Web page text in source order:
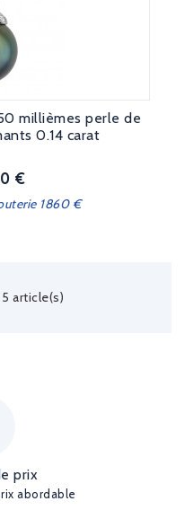
millièmes perle de
0.14 carat
€
1860 €
article(s)
prix
abordable